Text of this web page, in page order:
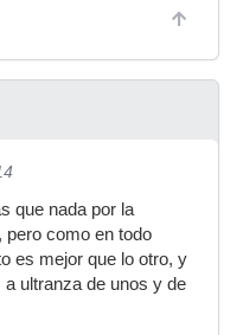
que nada por la
pero como en todo
es mejor que lo otro, y
ultranza de unos y de